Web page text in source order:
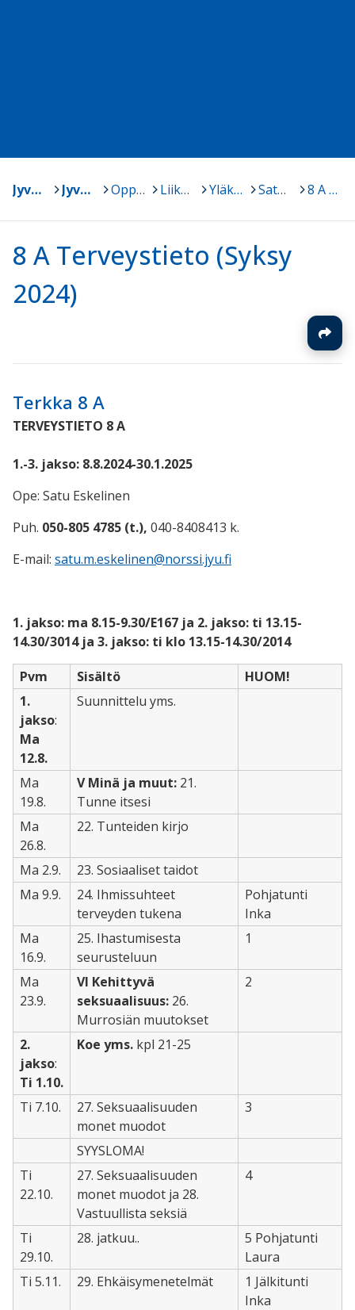
Jyväskylän yliopisto Jyväskylän normaalikoulu Oppiaineet Liikunta ja terveystieto Yläkoulun ja lukion LI + TE opettajien kurssisuunnitelmat ja materiaalit Satu Eskelinen 8 A Terveystieto (Syksy 2024)
8 A Terveystieto (Syksy
2024)
Terkka 8 A
TERVEYSTIETO 8 A
1.-3. jakso: 8.8.2024-30.1.2025
Ope: Satu Eskelinen
Puh. 050-805 4785 (t.), 040-8408413 k.
E-mail: satu.m.eskelinen@norssi.jyu.fi
1. jakso: ma 8.15-9.30/E167 ja 2. jakso: ti 13.15-
14.30/3014 ja 3. jakso: ti klo 13.15-14.30/2014
Pvm
Sisältö
HUOM!
1.
jakso:
Ma
12.8.
Suunnittelu yms.
Ma
19.8.
V Minä ja muut: 21.
Tunne itsesi
Ma
26.8.
22. Tunteiden kirjo
Ma 2.9.
23. Sosiaaliset taidot
Ma 9.9.
24. Ihmissuhteet
terveyden tukena
Pohjatunti
Inka
Ma
16.9.
25. Ihastumisesta
seurusteluun
1
Ma
23.9.
VI Kehittyvä
seksuaalisuus: 26.
Murrosiän muutokset
2
2.
jakso:
Ti 1.10.
Koe yms. kpl 21-25
Ti 7.10.
27. Seksuaalisuuden
monet muodot
3
SYYSLOMA!
Ti
22.10.
27. Seksuaalisuuden
monet muodot ja 28.
Vastuullista seksiä
4
Ti
29.10.
28. jatkuu..
5 Pohjatunti
Laura
Ti 5.11.
29. Ehkäisymenetelmät
1 Jälkitunti
Inka